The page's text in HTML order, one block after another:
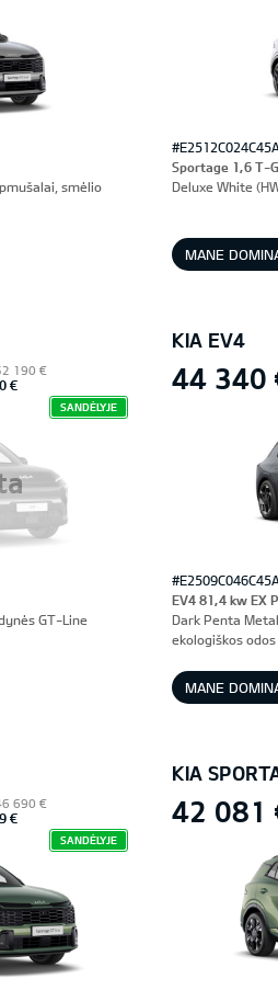
smėlio
Sportage 1,6 T-
Deluxe White
MANE
190 €
€
SANDĖLYJE
GT-Line
KIA EV4
44 340
EV4 81,4 kw EX
Dark Penta
ekologiškos
MANE
690 €
€
SANDĖLYJE
KIA
42 081